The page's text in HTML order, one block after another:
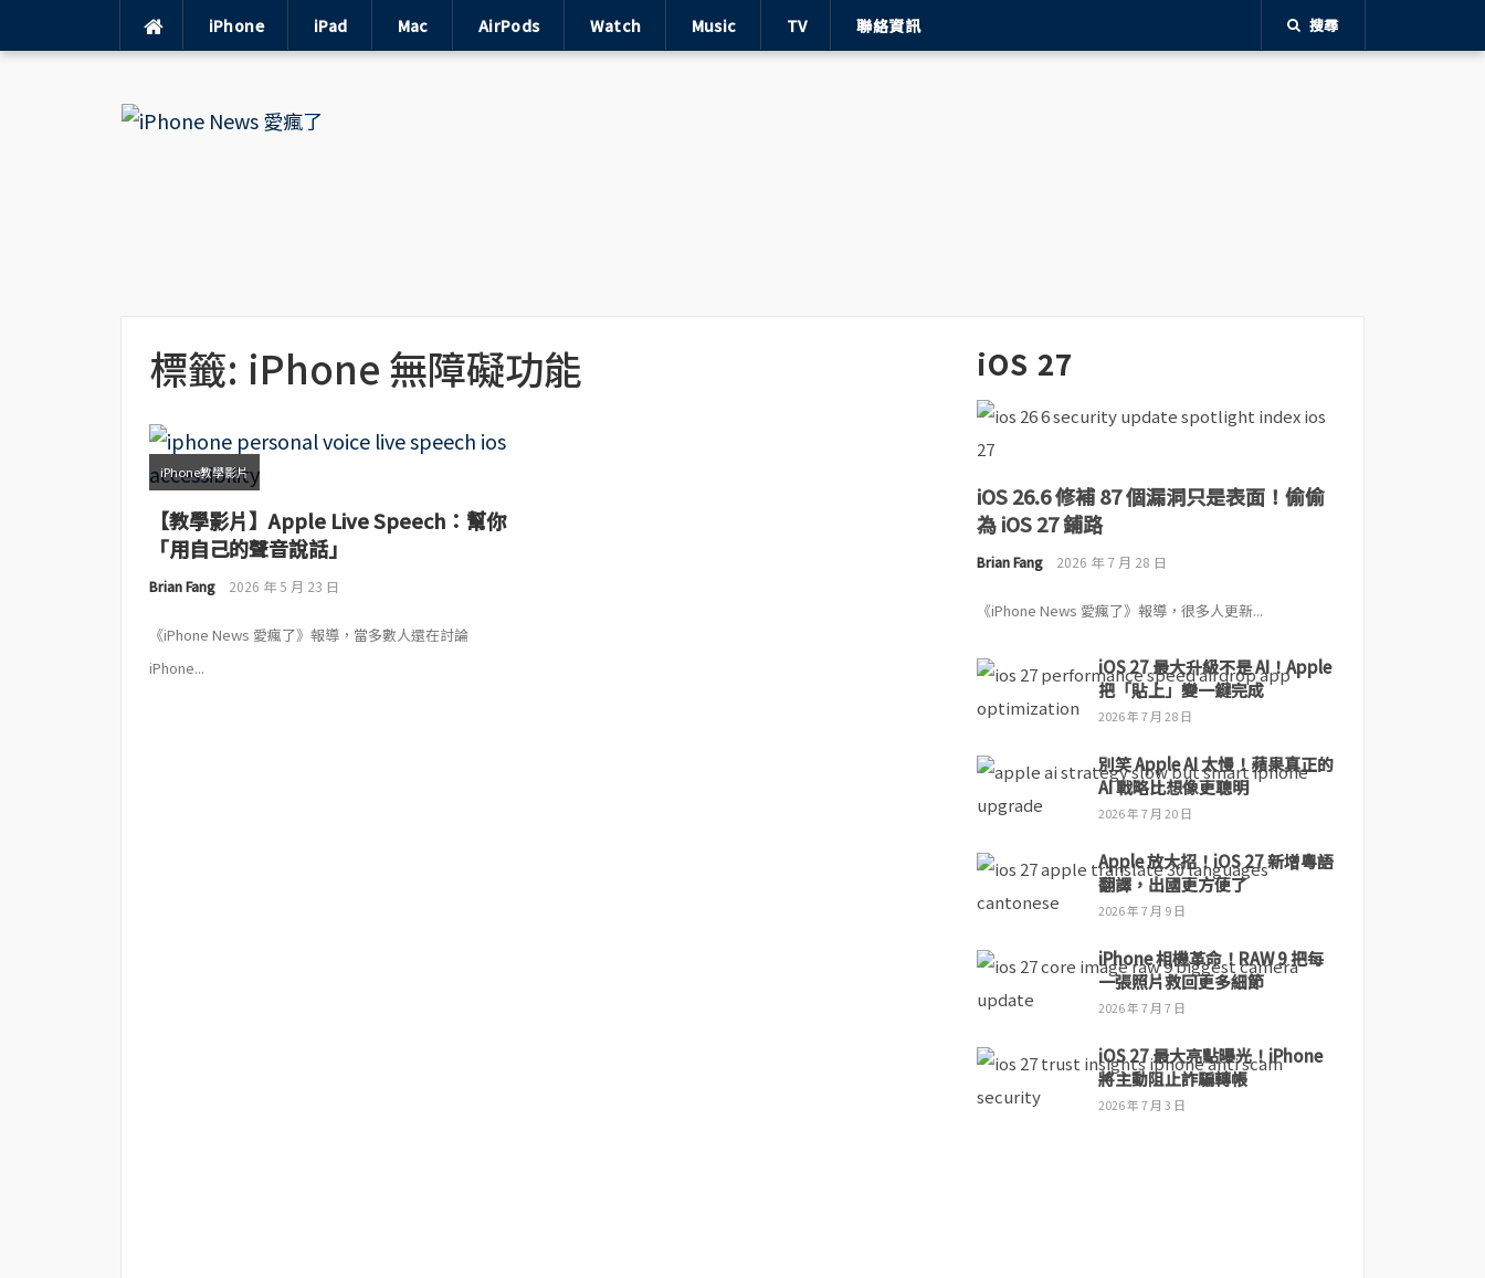
iPhone iPad Mac AirPods Watch Music TV 聯絡資訊 搜尋
標籤: iPhone 無障礙功能
iPhone教學影片
【教學影片】Apple Live Speech：幫你
「用自己的聲音說話」
Brian Fang 2026 年 5 月 23 日
《iPhone News 愛瘋了》報導，當多數人還在討論
iPhone...
iOS 27
iOS 26.6 修補 87 個漏洞只是表面！偷偷
為 iOS 27 鋪路
Brian Fang 2026 年 7 月 28 日
《iPhone News 愛瘋了》報導，很多人更新...
iOS 27 最大升級不是 AI！Apple
把「貼上」變一鍵完成
2026 年 7 月 28 日
別笑 Apple AI 太慢！蘋果真正的
AI 戰略比想像更聰明
2026 年 7 月 20 日
Apple 放大招！iOS 27 新增粵語
翻譯，出國更方便了
2026 年 7 月 9 日
iPhone 相機革命！RAW 9 把每
一張照片救回更多細節
2026 年 7 月 7 日
iOS 27 最大亮點曝光！iPhone
將主動阻止詐騙轉帳
2026 年 7 月 3 日